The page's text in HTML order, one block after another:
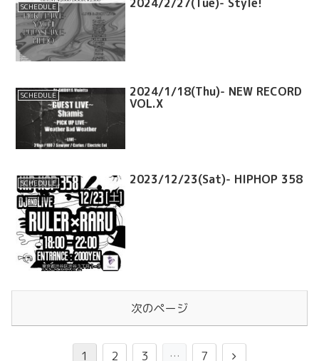
SCHEDULE
SCHEDULE 2024/1/18(Thu)- NEW RECORD
VOL.X
SCHEDULE 2023/12/23(Sat)- HIPHOP 358
次のページ
1 2 3 … 7